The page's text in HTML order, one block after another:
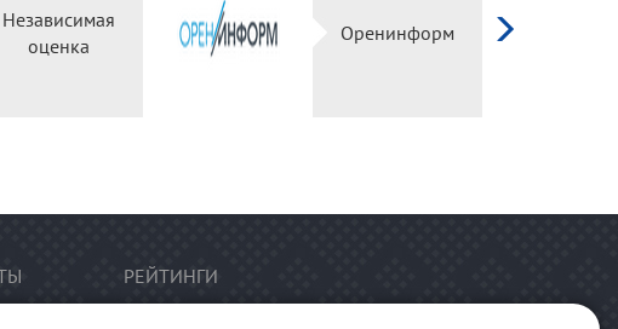
Независимая
оценка
Оренинформ
РЕЙТИНГИ